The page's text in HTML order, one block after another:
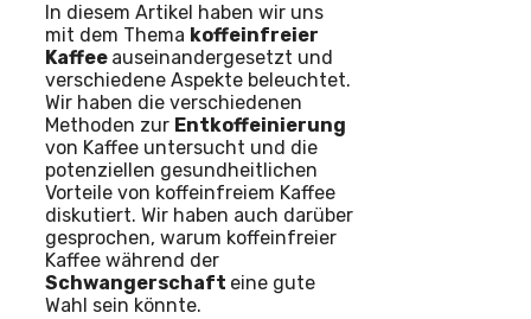
In diesem Artikel haben wir uns
mit dem Thema koffeinfreier
Kaffee auseinandergesetzt und
verschiedene Aspekte beleuchtet.
Wir haben die verschiedenen
Methoden zur Entkoffeinierung
von Kaffee untersucht und die
potenziellen gesundheitlichen
Vorteile von koffeinfreiem Kaffee
diskutiert. Wir haben auch darüber
gesprochen, warum koffeinfreier
Kaffee während der
Schwangerschaft eine gute
Wahl sein könnte.